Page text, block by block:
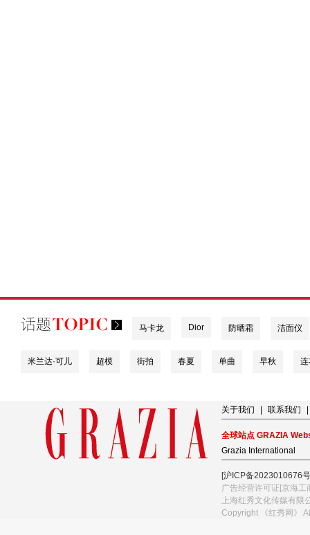
马卡龙 Dior 防晒霜 洁面仪
米兰达·可儿 超模 街拍 春夏 单曲 早秋
关于我们 联系我们
全球站点 GRAZIA
Grazia International
[沪ICP备2023010676
广告经营许可证[京海
上海红秀文化传媒有限
Copyright 《红秀网》